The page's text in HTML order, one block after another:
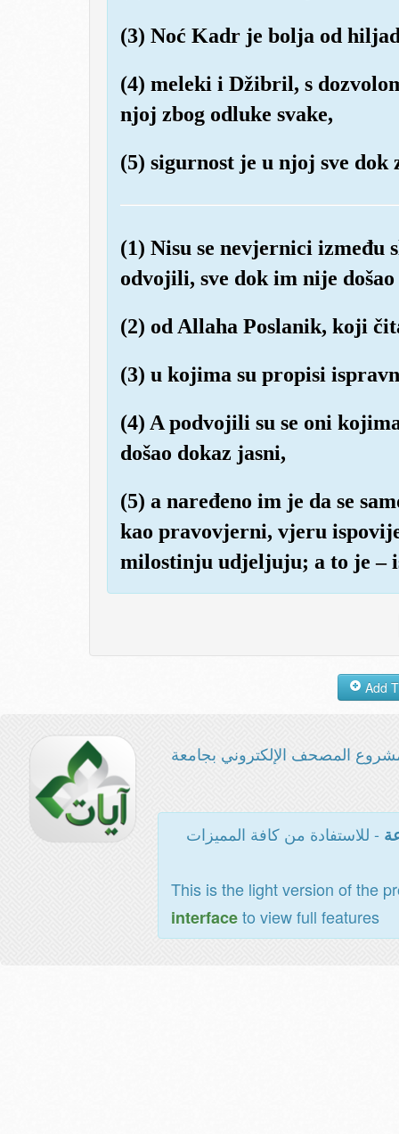
(3) Noć Kadr je bolja od
(4) meleki i Džibril, s
njoj zbog odluke svake,
(5) sigurnost je u njoj sve dok
(1) Nisu se nevjernici između
odvojili, sve dok im nije
(2) od Allaha Poslanik, koji
(3) u kojima su propisi
(4) A podvojili su se oni
došao dokaz jasni,
(5) a naređeno im je da se
kao pravovjerni, vjeru
milostinju udjeljuju; a to je –
المصحف الإلكتروني بجامعة
- للاستفادة من كافة المميزات
This is the light version of the
interfaceto view full features